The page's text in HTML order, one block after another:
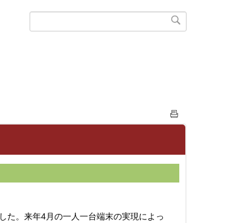
。来年4月の一人一台端末の実現によっ